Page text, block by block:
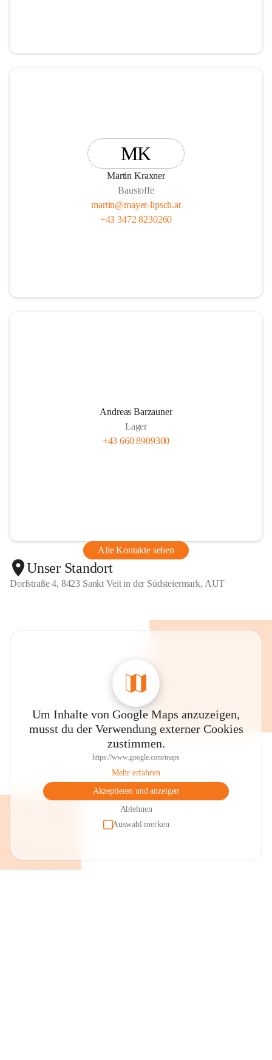
MK
Martin Kraxner
Baustoffe
martin@mayer-lipsch.at
+43 3472 8230260
Andreas Barzauner
Lager
+43 660 8909300
Alle Kontakte sehen
Unser Standort
Dorfstraße 4, 8423 Sankt Veit in der Südsteiermark, AUT
Um Inhalte von Google Maps anzuzeigen,
musst du der Verwendung externer Cookies
zustimmen.
https://www.google.com/maps
Mehr erfahren
Akzeptieren und anzeigen
Ablehnen
Auswahl merken